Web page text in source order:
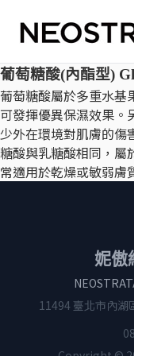
葡萄糖酸(內酯型)
葡萄糖酸屬於多重水基果
可發揮優異保濕效果。
少外在環境對肌膚的傷
糖酸與乳糖酸相同，屬於
常適用於乾燥或敏弱膚質。
妮傲絲
NEOSTRATA
11494 臺北市內湖區